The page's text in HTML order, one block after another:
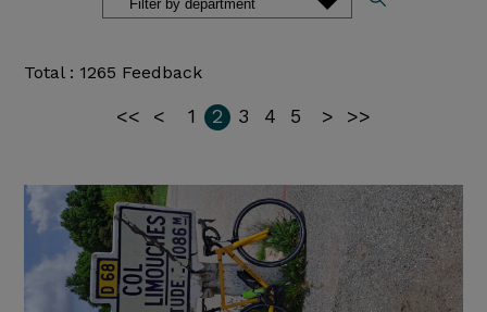
Total : 1265 Feedback
<< < 1 2 3 4 5 > >>